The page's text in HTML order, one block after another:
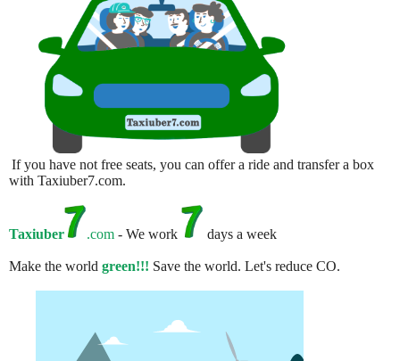
If you have not free seats, you can offer a ride and transfer a box
with Taxiuber7.com.
Taxiuber .com - We work days a week
Make the world green!!! Save the world. Let's reduce CO.